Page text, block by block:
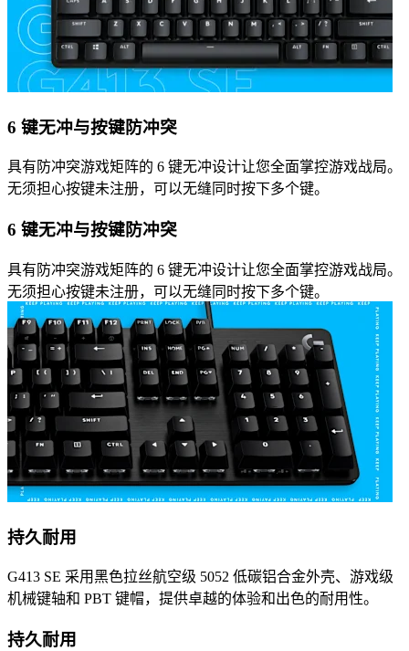
6 键无冲与按键防冲突
具有防冲突游戏矩阵的 6 键无冲设计让您全面掌控游戏战局。
无须担心按键未注册，可以无缝同时按下多个键。
6 键无冲与按键防冲突
具有防冲突游戏矩阵的 6 键无冲设计让您全面掌控游戏战局。
无须担心按键未注册，可以无缝同时按下多个键。
持久耐用
G413 SE 采用黑色拉丝航空级 5052 低碳铝合金外壳、游戏级
机械键轴和 PBT 键帽，提供卓越的体验和出色的耐用性。
持久耐用